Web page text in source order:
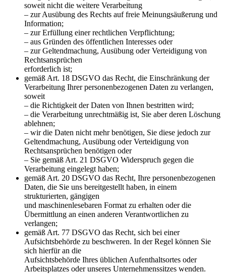
soweit nicht die weitere Verarbeitung
– zur Ausübung des Rechts auf freie Meinungsäußerung und
Information;
– zur Erfüllung einer rechtlichen Verpflichtung;
– aus Gründen des öffentlichen Interesses oder
– zur Geltendmachung, Ausübung oder Verteidigung von
Rechtsansprüchen
erforderlich ist;
gemäß Art. 18 DSGVO das Recht, die Einschränkung der
Verarbeitung Ihrer personenbezogenen Daten zu verlangen,
soweit
– die Richtigkeit der Daten von Ihnen bestritten wird;
– die Verarbeitung unrechtmäßig ist, Sie aber deren Löschung
ablehnen;
– wir die Daten nicht mehr benötigen, Sie diese jedoch zur
Geltendmachung, Ausübung oder Verteidigung von
Rechtsansprüchen benötigen oder
– Sie gemäß Art. 21 DSGVO Widerspruch gegen die
Verarbeitung eingelegt haben;
gemäß Art. 20 DSGVO das Recht, Ihre personenbezogenen
Daten, die Sie uns bereitgestellt haben, in einem
strukturierten, gängigen
und maschinenlesebaren Format zu erhalten oder die
Übermittlung an einen anderen Verantwortlichen zu
verlangen;
gemäß Art. 77 DSGVO das Recht, sich bei einer
Aufsichtsbehörde zu beschweren. In der Regel können Sie
sich hierfür an die
Aufsichtsbehörde Ihres üblichen Aufenthaltsortes oder
Arbeitsplatzes oder unseres Unternehmenssitzes wenden.